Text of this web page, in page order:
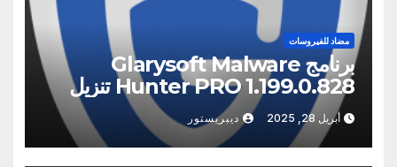
مضاد للفيروسات
برنامج Glarysoft Malware
Hunter PRO 1.199.0.828 تنزيل
مجاني
أبريل 28, 2025 ديبريستور